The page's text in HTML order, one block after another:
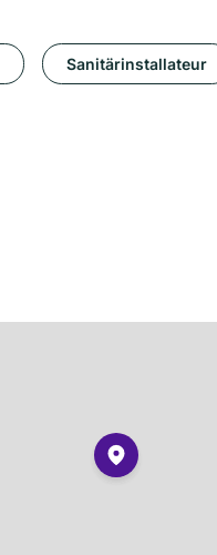
Sanitärinstallateur